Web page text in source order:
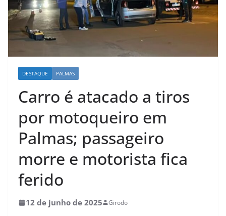
DESTAQUE PALMAS
Carro é atacado a tiros
por motoqueiro em
Palmas; passageiro
morre e motorista fica
ferido
12 de junho de 2025 Girodo